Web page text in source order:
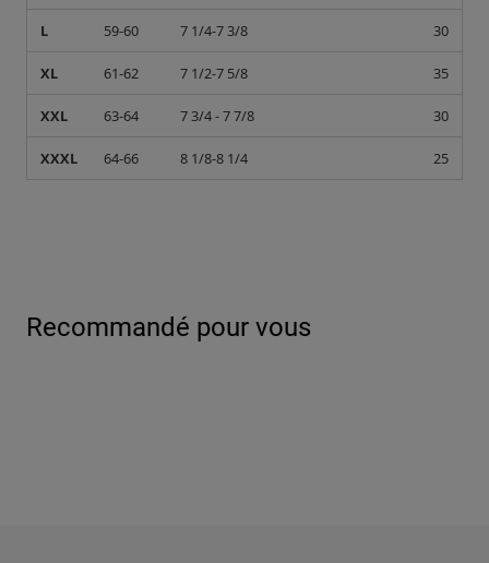
L 59-60 7 1/4-7 3/8 30
XL 61-62 7 1/2-7 5/8 35
XXL 63-64 7 3/4 - 7 7/8 30
XXXL 64-66 8 1/8-8 1/4 25
Recommandé pour vous